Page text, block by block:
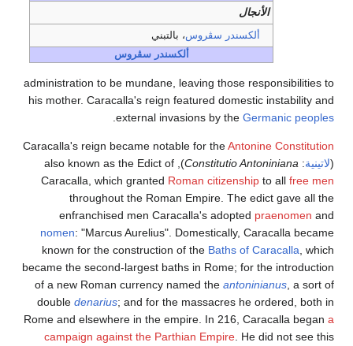
الأنجال
ألكسندر سڤروس، بالتبني
ألكسندر سڤروس
administration to be mundane, leaving those responsibilities to
his mother. Caracalla's reign featured domestic instability and
external invasions by the Germanic peoples
Caracalla's reign became notable for theAntonine Constitution
(لاتينية:
Constitutio Antoniniana
), also known as the Edict of
Caracalla, which granted Roman citizenship to all free men
throughout the Roman Empire. The edict gave all the
enfranchised men Caracalla's adopted praenomen and
nomen: "Marcus Aurelius". Domestically, Caracalla became
known for the construction of the Baths of Caracalla , which
became the second-largest baths in Rome; for the introduction
of a new Roman currency named the antoninianus , a sort of
double denarius; and for the massacres he ordered, both in
Rome and elsewhere in the empire. In 216, Caracalla began a
campaign against the Parthian Empire . He did not see this